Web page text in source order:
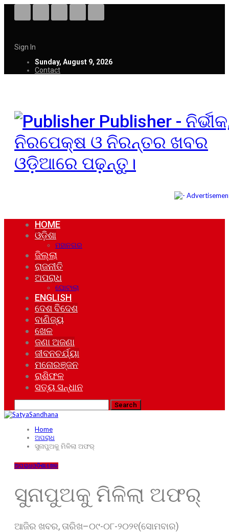
Sign In
Sunday, August 9, 2026
Contact
Publisher -
ନିରପେକ୍ଷ ଓ ନିରନ୍ତର ଖବର
ଓଡ଼ିଆରେ ପଢ଼ନ୍ତୁ।
HOME
ଓଡ଼ିଶା
ମହାନଗର
ଜିଲ୍ଲା
ରାଜନୀତି
ଅପରାଧ
ଘୋଟାଲା
ENGLISH
ଦେଶ ବିଦେଶ
ବାଣିଜ୍ୟ
ଖେଳ
ଜଣା ଅଜଣା
ଜୀବନଚର୍ଯ୍ୟା
ମନୋରଞ୍ଜନ
ରାଶିଫଳ
ସତ୍ୟ ସନ୍ଧାନ
Home
ଅପରାଧ
ସୁନାପୁଅକୁ ମିଳିଲା ଅଫର୍
ଅପରାଧଓଡ଼ିଶାଖେଳ
ସୁନାପୁଅକୁ ମିଳିଲା ଅଫର୍
ଆଜିର ଖବର, ତାରିଖ–୦୯-୦୮-୨୦୨୧(ସୋମବାର)